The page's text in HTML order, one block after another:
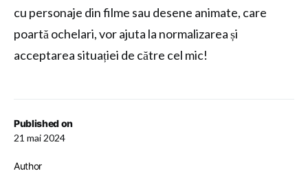
Published on
21 mai 2024
Author
cu personaje din filme sau desene animate, care
poartă ochelari, vor ajuta la normalizarea și
acceptarea situației de către cel mic!